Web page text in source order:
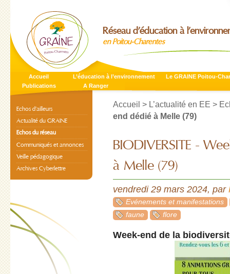
Réseau d’éducation à
en Poitou-Charentes
Accueil L’éducation à l’environnement
Le GRAINE Poitou-
Publications
A Ranger
Accueil > L’actualité en EE >
end dédié à Melle (79)
BIODIVERSITE -
à Melle (79)
vendredi 29 mars 2024, par
Evénements et manifestations
faune
flore
Week-end de la
Echos d’ailleurs
Actualité du GRAINE
Echos du réseau
Communiqués et annonces
Veille pédagogique
Archives Cyberlettre